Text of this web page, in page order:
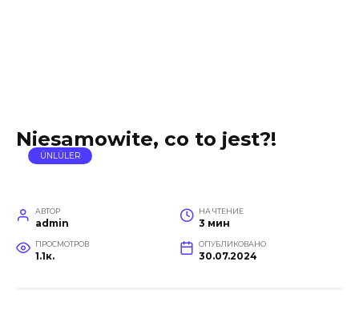
Niesamowite, co to jest?!
ÜNLÜLER
АВТОР
admin
НА ЧТЕНИЕ
3 мин
ПРОСМОТРОВ
1.1к.
ОПУБЛИКОВАНО
30.07.2024